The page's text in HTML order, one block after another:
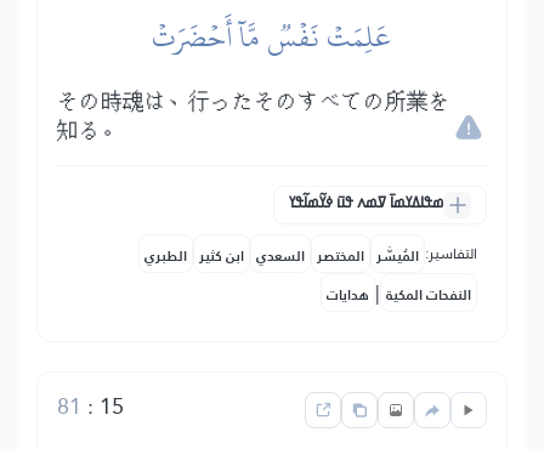
عَلِمَتۡ نَفۡسٞ مَّآ أَحۡضَرَتۡ
その時魂は、行ったそのすべての所業を
知る。
ߘߟߊߡߌߘߊ߫ ߜߘߍ ߟߎ߫ ߦߌ߬ߘߊ߬ߟߌ
التفاسير: المُيسَّر المختصر السعدي ابن كثير الطبري
النفحات المكية | هدايات
15
:
81